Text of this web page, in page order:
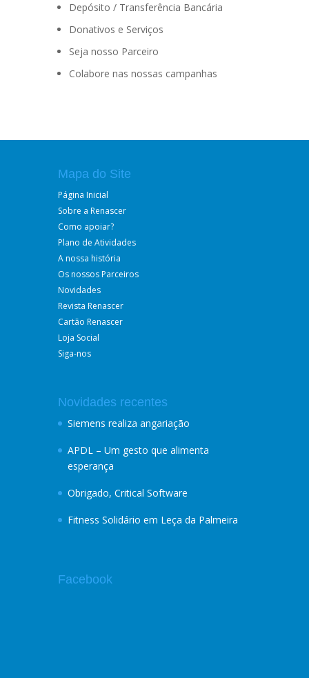
Depósito / Transferência Bancária
Donativos e Serviços
Seja nosso Parceiro
Colabore nas nossas campanhas
Mapa do Site
Página Inicial
Sobre a Renascer
Como apoiar?
Plano de Atividades
A nossa história
Os nossos Parceiros
Novidades
Revista Renascer
Cartão Renascer
Loja Social
Siga-nos
Novidades recentes
Siemens realiza angariação
APDL – Um gesto que alimenta
esperança
Obrigado, Critical Software
Fitness Solidário em Leça da Palmeira
Facebook